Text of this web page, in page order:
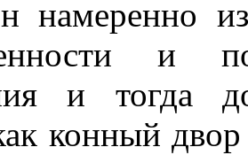
намеренно
и
и тогда
конный